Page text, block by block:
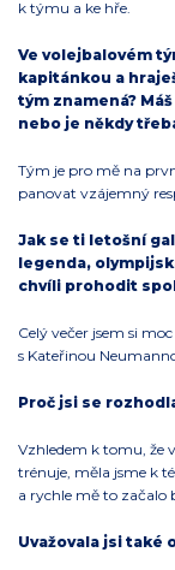
k týmu a ke hře.
Ve volejbalovém
kapitánkou a
tým znamená?
nebo je někdy
Tým je pro mě na
panovat vzájemný
Jak se ti letošní
legenda,
chvíli prohodit
Celý večer jsem si
s Kateřinou
Proč jsi se
Vzhledem k tomu, že
trénuje, měla jsme k
a rychle mě to začalo
Uvažovala jsi také